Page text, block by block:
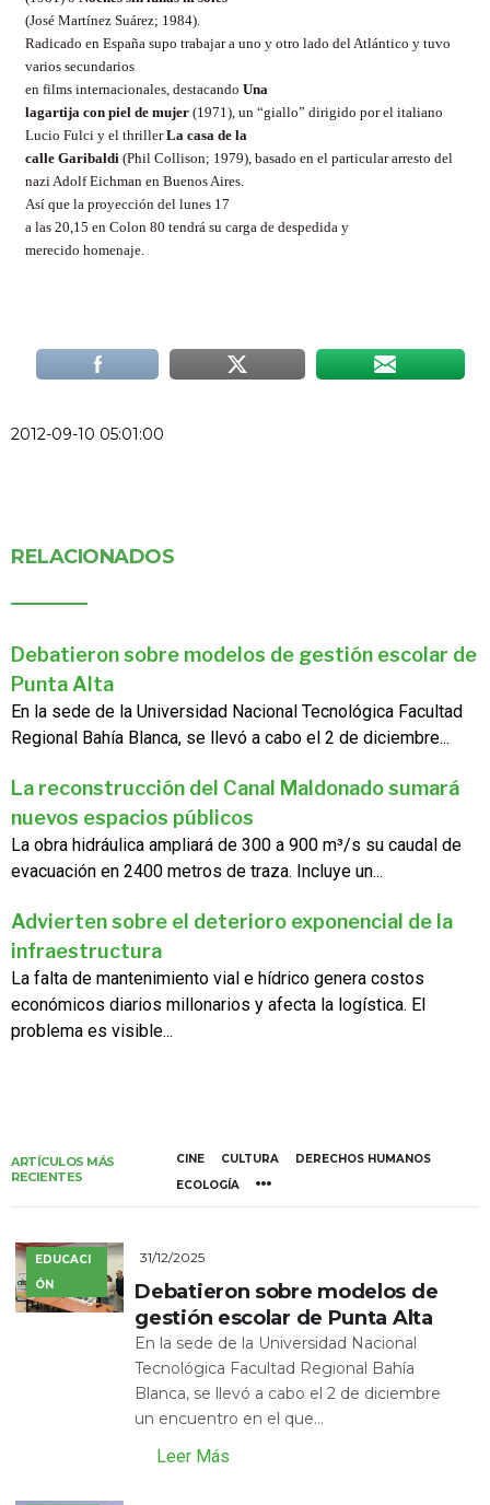
(José Martínez Suárez; 1984).
Radicado en España supo trabajar a uno y otro lado del Atlántico y tuvo
varios secundarios
en films internacionales, destacando Una
lagartija con piel de mujer (1971), un “giallo” dirigido por el italiano
Lucio Fulci y el thrillerLa casa de la
calle Garibaldi (Phil Collison; 1979), basado en el particular arresto del
nazi Adolf Eichman en Buenos Aires.
Así que la proyección del lunes 17
a las 20,15 en Colon 80 tendrá su carga de despedida y
merecido homenaje.
2012-09-10 05:01:00
RELACIONADOS
Debatieron sobre modelos de gestión escolar de
Punta Alta
En la sede de la Universidad Nacional Tecnológica Facultad
Regional Bahía Blanca, se llevó a cabo el 2 de diciembre...
La reconstrucción del Canal Maldonado sumará
nuevos espacios públicos
La obra hidráulica ampliará de 300 a 900 m³/s su caudal de
evacuación en 2400 metros de traza. Incluye un...
Advierten sobre el deterioro exponencial de la
infraestructura
La falta de mantenimiento vial e hídrico genera costos
económicos diarios millonarios y afecta la logística. El
problema es visible...
ARTÍCULOS MÁS
RECIENTES
CINE CULTURA
DERECHOS HUMANOS
ECOLOGÍA
EDUCACI
ÓN
31/12/2025
Debatieron sobre modelos de
gestión escolar de Punta Alta
En la sede de la Universidad Nacional
Tecnológica Facultad Regional Bahía
Blanca, se llevó a cabo el 2 de diciembre
un encuentro en el que...
Leer Más